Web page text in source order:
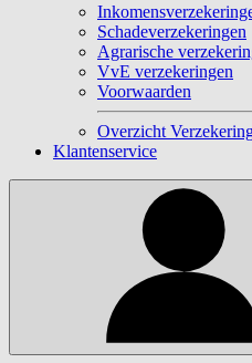
Schadeverzekeringen
Agrarische
VvE verzekeringen
Voorwaarden
Overzicht
Klantenservice